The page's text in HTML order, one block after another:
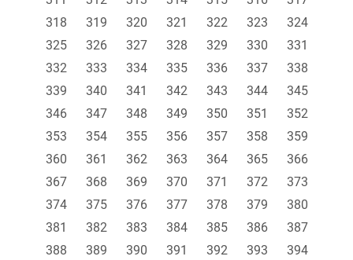
318
319 320 321 322 323
324
325
326 327 328 329 330
331
332
333 334 335 336 337
338
339
340 341 342 343 344
345
346
347 348 349 350 351
352
353
354 355 356 357 358
359
360
361 362 363 364 365
366
367
368 369 370 371 372
373
374
375 376 377 378 379
380
381
382 383 384 385 386
387
388
389 390 391 392 393
394